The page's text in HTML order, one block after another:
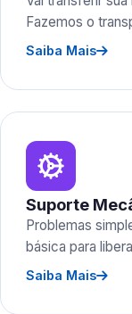
Fazemos o
Saiba Mais
Suporte
Problemas
básica para
Saiba Mais